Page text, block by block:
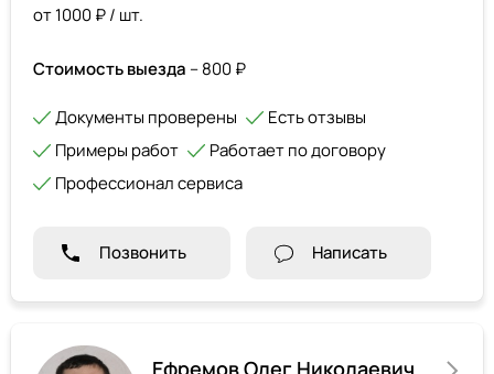
от 1000 ₽ / шт.
Стоимость выезда – 800 ₽
Документы проверены
Есть отзывы
Примеры работ
Работает по договору
Профессионал сервиса
Позвонить Написать
Ефремов Олег Николаевич